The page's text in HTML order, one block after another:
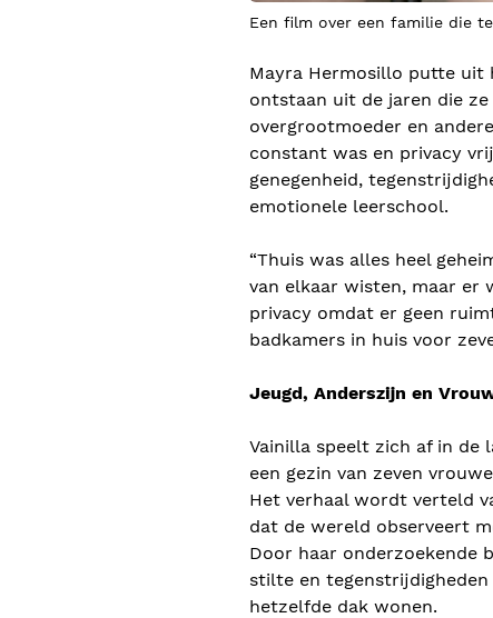
Een film over een familie die
Mayra Hermosillo putte uit
ontstaan ​​uit de jaren die
overgrootmoeder en
constant was en privacy
genegenheid,
emotionele leerschool.
“Thuis was alles heel
van elkaar wisten, maar er
privacy omdat er geen
badkamers in huis voor
Jeugd, Anderszijn en
Vainilla speelt zich af in de
een gezin van zeven
Het verhaal wordt verteld
dat de wereld observeert
Door haar onderzoekende
stilte en
hetzelfde dak wonen.